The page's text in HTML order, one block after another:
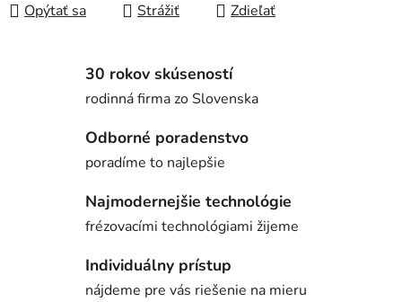
Opýtať sa Strážiť Zdieľať
30 rokov skúseností
rodinná firma zo Slovenska
Odborné poradenstvo
poradíme to najlepšie
Najmodernejšie technológie
frézovacími technológiami žijeme
Individuálny prístup
nájdeme pre vás riešenie na mieru